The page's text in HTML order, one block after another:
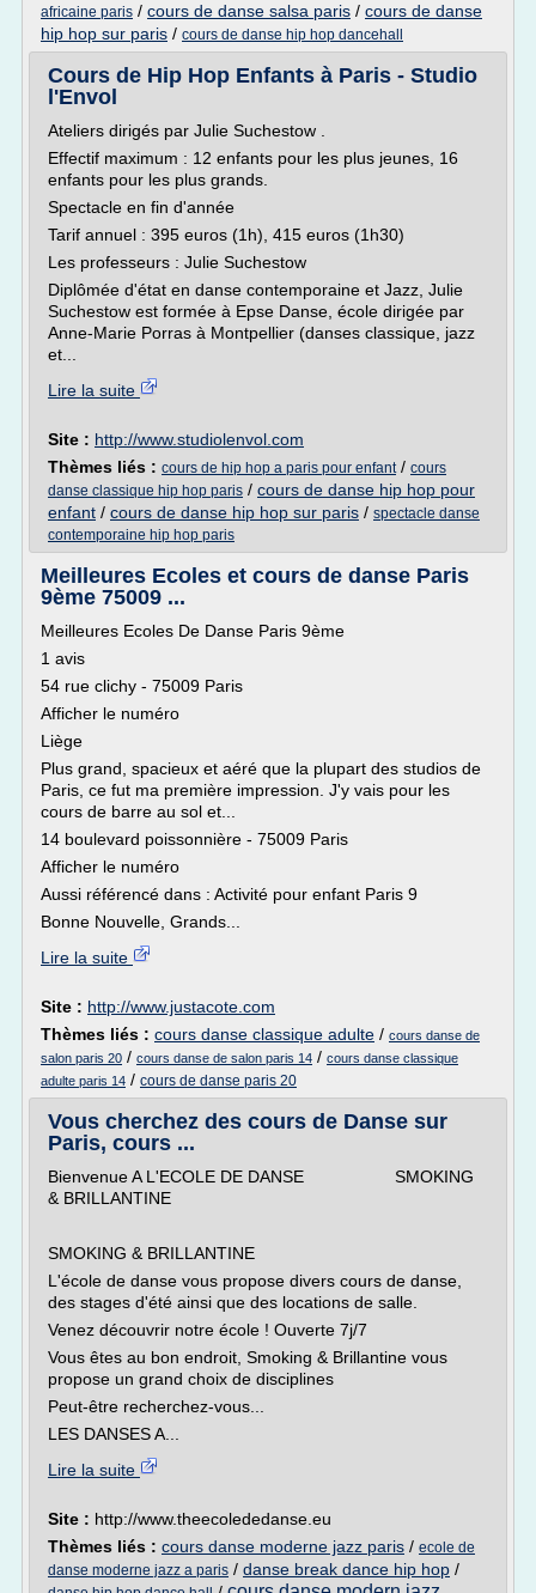
africaine paris / cours de danse salsa paris / cours de danse
hip hop sur paris / cours de danse hip hop dancehall
Cours de Hip Hop Enfants à Paris - Studio
l'Envol
Ateliers dirigés par Julie Suchestow .
Effectif maximum : 12 enfants pour les plus jeunes, 16
enfants pour les plus grands.
Spectacle en fin d'année
Tarif annuel : 395 euros (1h), 415 euros (1h30)
Les professeurs : Julie Suchestow
Diplômée d'état en danse contemporaine et Jazz, Julie
Suchestow est formée à Epse Danse, école dirigée par
Anne-Marie Porras à Montpellier (danses classique, jazz
et...
Lire la suite
Site : http://www.studiolenvol.com
Thèmes liés : cours de hip hop a paris pour enfant/ cours
danse classique hip hop paris / cours de danse hip hop pour
enfant / cours de danse hip hop sur paris / spectacle danse
contemporaine hip hop paris
Meilleures Ecoles et cours de danse Paris
9ème 75009 ...
Meilleures Ecoles De Danse Paris 9ème
1 avis
54 rue clichy - 75009 Paris
Afficher le numéro
Liège
Plus grand, spacieux et aéré que la plupart des studios de
Paris, ce fut ma première impression. J'y vais pour les
cours de barre au sol et...
14 boulevard poissonnière - 75009 Paris
Afficher le numéro
Aussi référencé dans : Activité pour enfant Paris 9
Bonne Nouvelle, Grands...
Lire la suite
Site : http://www.justacote.com
Thèmes liés : cours danse classique adulte / cours danse de
salon paris 20 / cours danse de salon paris 14 / cours danse classique
adulte paris 14 / cours de danse paris 20
Vous cherchez des cours de Danse sur
Paris, cours ...
Bienvenue A L'ECOLE DE DANSE SMOKING
& BRILLANTINE
SMOKING & BRILLANTINE
L'école de danse vous propose divers cours de danse,
des stages d'été ainsi que des locations de salle.
Venez découvrir notre école ! Ouverte 7j/7
Vous êtes au bon endroit, Smoking & Brillantine vous
propose un grand choix de disciplines
Peut-être recherchez-vous...
LES DANSES A...
Lire la suite
Site : http://www.theecolededanse.eu
Thèmes liés : cours danse moderne jazz paris / ecole de
danse moderne jazz a paris / danse break dance hip hop /